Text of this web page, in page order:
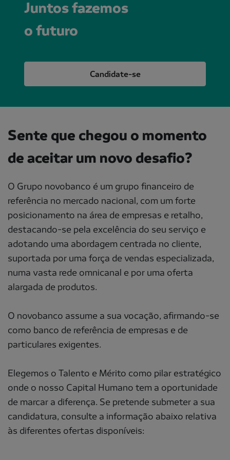
Juntos fazemos
o futuro
Candidate-se
Sente que chegou o momento
de aceitar um novo desafio?
O Grupo novobanco é um grupo financeiro de
referência no mercado nacional, com um forte
posicionamento na área de empresas e retalho,
destacando-se pela excelência do seu serviço e
adotando uma abordagem centrada no cliente,
suportada por uma força de vendas especializada,
numa vasta rede omnicanal e por uma oferta
alargada de produtos.
O novobanco assume a sua vocação, afirmando-se
como banco de referência de empresas e de
particulares exigentes.
Elegemos o Talento e Mérito como pilar estratégico
onde o nosso Capital Humano tem a oportunidade
de marcar a diferença. Se pretende submeter a sua
candidatura, consulte a informação abaixo relativa
às diferentes ofertas disponíveis: